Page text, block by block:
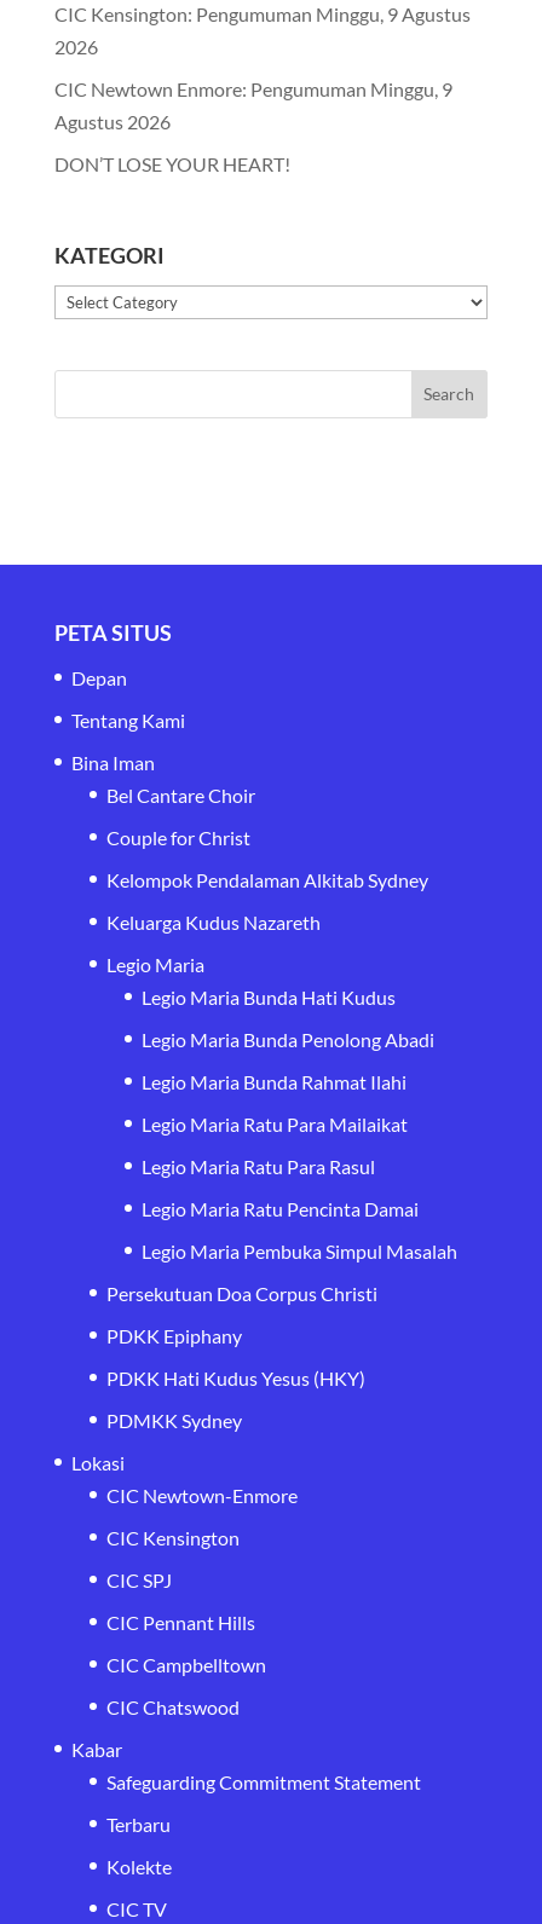
CIC Kensington: Pengumuman Minggu, 9 Agustus
2026
CIC Newtown Enmore: Pengumuman Minggu, 9
Agustus 2026
DON’T LOSE YOUR HEART!
KATEGORI
Kategori
PETA SITUS
Depan
Tentang Kami
Bina Iman
Bel Cantare Choir
Couple for Christ
Kelompok Pendalaman Alkitab Sydney
Keluarga Kudus Nazareth
Legio Maria
Legio Maria Bunda Hati Kudus
Legio Maria Bunda Penolong Abadi
Legio Maria Bunda Rahmat Ilahi
Legio Maria Ratu Para Mailaikat
Legio Maria Ratu Para Rasul
Legio Maria Ratu Pencinta Damai
Legio Maria Pembuka Simpul Masalah
Persekutuan Doa Corpus Christi
PDKK Epiphany
PDKK Hati Kudus Yesus (HKY)
PDMKK Sydney
Lokasi
CIC Newtown-Enmore
CIC Kensington
CIC SPJ
CIC Pennant Hills
CIC Campbelltown
CIC Chatswood
Kabar
Safeguarding Commitment Statement
Terbaru
Kolekte
CIC TV